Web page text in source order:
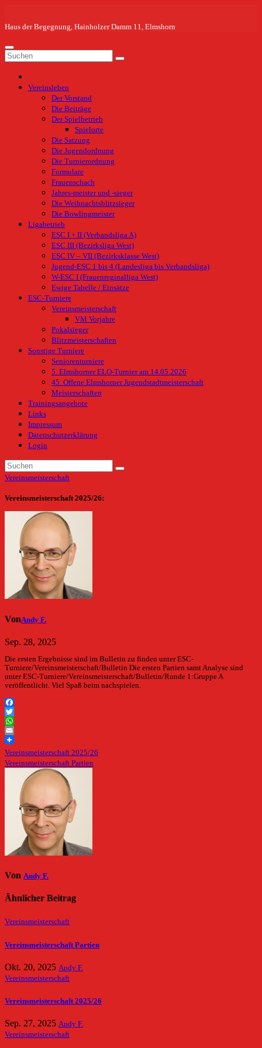
springen
Haus der Begegnung, Hainholzer Damm 11, Elmshorn
Vereinsleben
Der Vorstand
Die Beiträge
Der Spielbetrieb
Spielorte
Die Satzung
Die Jugendordnung
Die Turnierordnung
Formulare
Frauenschach
Jahres-meister und -sieger
Die Weihnachtsblitzsieger
Die Bowlingmeister
Ligabetrieb
ESC I + II (Verbandsliga A)
ESC III (Bezirksliga West)
ESC IV – VII (Bezirksklasse West)
Jugend-ESC 1 bis 4 (Landesliga bis Verbandsliga)
W-ESC I (Frauenreginalliga West)
Ewige Tabelle / Einsätze
ESC-Turniere
Vereinsmeisterschaft
VM Vorjahre
Pokalsieger
Blitzmeisterschaften
Sonstige Turniere
Seniorenturniere
5. Elmshorner ELO-Turnier am 14.05.2026
45. Offene Elmshorner Jugendstadtmeisterschaft
Meisterschaften
Trainingsangebote
Links
Impressum
Datenschutzerklärung
Login
Vereinsmeisterschaft
Vereinsmeisterschaft 2025/26:
VonAndy F.
Sep. 28, 2025
Die ersten Ergebnisse sind im Bulletin zu finden unter ESC-
Turniere/Vereinsmeisterschaft/Bulletin Die ersten Partien samt Analyse sind
unter ESC-Turniere/Vereinsmeisterschaft/Bulletin/Runde 1:Gruppe A
veröffentlicht. Viel Spaß beim nachspielen.
Facebook
Twitter
WhatsApp
Email
Beitragsnavigation
Vereinsmeisterschaft 2025/26
Vereinsmeisterschaft Partien
Von Andy F.
Ähnlicher Beitrag
Vereinsmeisterschaft
Vereinsmeisterschaft Partien
Okt. 20, 2025 Andy F.
Vereinsmeisterschaft
Vereinsmeisterschaft 2025/26
Sep. 27, 2025 Andy F.
Vereinsmeisterschaft